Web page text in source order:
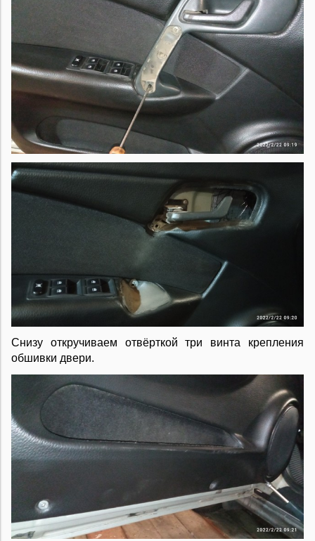
Снизу откручиваем отвёрткой три винта крепления
обшивки двери.